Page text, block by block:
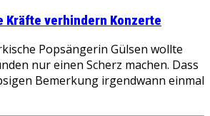
Kräfte verhindern Konzerte
Popsängerin Gülsen wollte
nur einen Scherz machen. Dass
Bemerkung irgendwann einmal